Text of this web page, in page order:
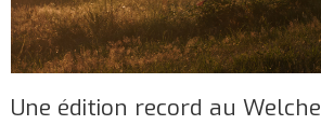
Une édition record au Welche